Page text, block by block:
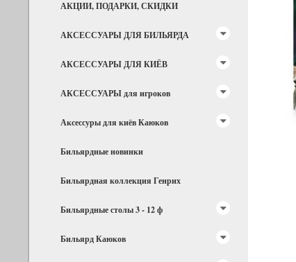
АКЦИИ, ПОДАРКИ, СКИДКИ
АКСЕССУАРЫ ДЛЯ БИЛЬЯРДА
АКСЕССУАРЫ ДЛЯ КИЁВ
АКСЕССУАРЫ для игроков
Аксессуры для киёв Каюков
Бильярдные новинки
Бильярдная коллекция Генрих
Бильярдные столы 3 - 12 ф
Бильярд Каюков